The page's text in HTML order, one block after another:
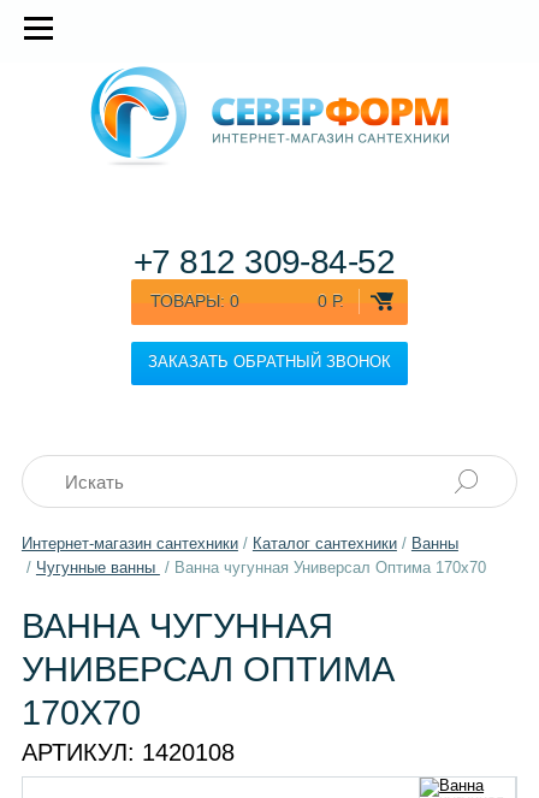
ТОВАРЫ: 0 0 Р.
ЗАКАЗАТЬ ОБРАТНЫЙ ЗВОНОК
+7 812 309-84-52
Интернет-магазин сантехники/ Каталог сантехники/ Ванны
/ Чугунные ванны / Ванна чугунная Универсал Оптима 170x70
ВАННА ЧУГУННАЯ
УНИВЕРСАЛ ОПТИМА
170X70
АРТИКУЛ: 1420108